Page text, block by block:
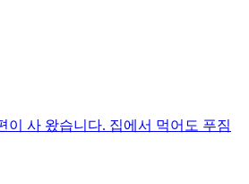
사 왔습니다. 집에서 먹어도 푸짐